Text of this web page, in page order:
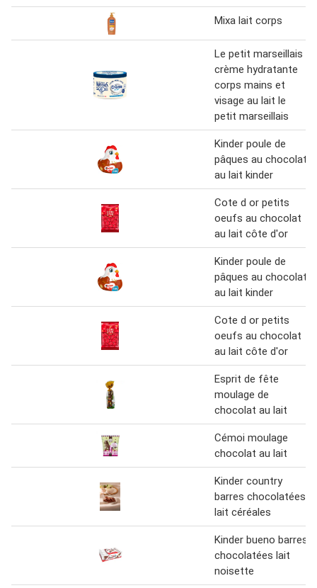
Mixa lait corps
Le petit marseillais
crème hydratante
corps mains et
visage au lait le
petit marseillais
Kinder poule de
pâques au chocolat
au lait kinder
Cote d or petits
oeufs au chocolat
au lait côte d'or
Kinder poule de
pâques au chocolat
au lait kinder
Cote d or petits
oeufs au chocolat
au lait côte d'or
Esprit de fête
moulage de
chocolat au lait
Cémoi moulage
chocolat au lait
Kinder country
barres chocolatées
lait céréales
Kinder bueno barres
chocolatées lait
noisette